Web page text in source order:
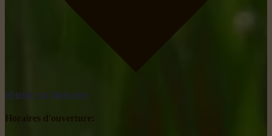
obtenir un itinéraire
Horaires d'ouverture: